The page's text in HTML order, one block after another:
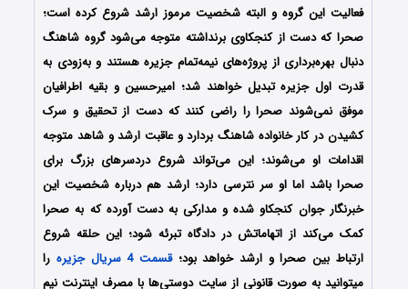
فعالیت این گروه و البته شخصیت مرموز ارشد شروع کرده است؛
صحرا که دست از کنجکاوی برنداشته متوجه می‌شود گروه شاهنگ
دنبال بهره‌برداری از پروژه‌های نیمه‌تمام جزیره هستند و به‌زودی به
قدرت اول جزیره تبدیل خواهند شد؛ امیرحسین و بقیه اطرافیان
موفق نمی‌شوند صحرا را راضی کنند که دست از تحقیق و سرک
کشیدن در کار خانواده شاهنگ بردارد و عاقبت ارشد و شاهد متوجه
اقدامات او می‌شوند؛ این می‌تواند شروع دردسرهای بزرگ برای
صحرا باشد اما او سر نترسی دارد؛ ارشد هم درباره شخصیت این
خبرنگار جوان کنجکاو شده و مدارکی به دست آورده که به صحرا
کمک می‌کند از اتهاماتش در دادگاه تبرئه شود؛ این حلقه شروع
ارتباط بین صحرا و ارشد خواهد بود؛قسمت 4 سریال جزیره
را
میتوانید به صورت قانونی از سایت دوستی‌ها با مصرف اینترنت نیم